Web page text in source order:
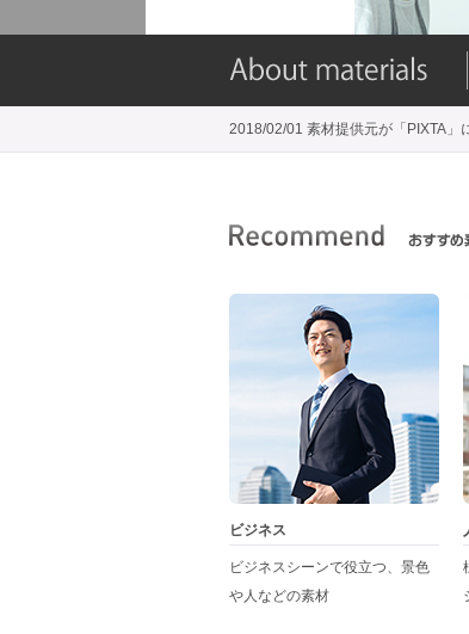
2018/02/01 素材提供元が「PIXTA」
ビジネス
ビジネスシーンで役立つ、景色
や人などの素材